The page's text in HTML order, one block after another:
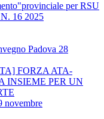
per RSU
16 2025
Padova 28
FORZA ATA-
INSIEME PER UN
novembre